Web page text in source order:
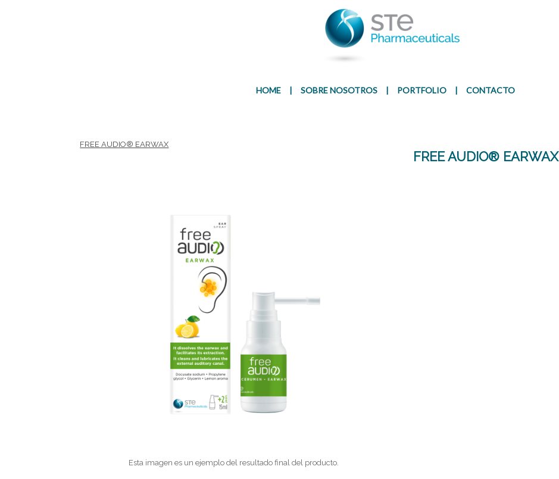
HOME | SOBRE NOSOTROS | PORTFOLIO | CONTACTO
Presentación
FREE AUDIO® EARWAX
Esta imagen es un ejemplo del resultado final del producto.
FREE AUDIO® EARWAX